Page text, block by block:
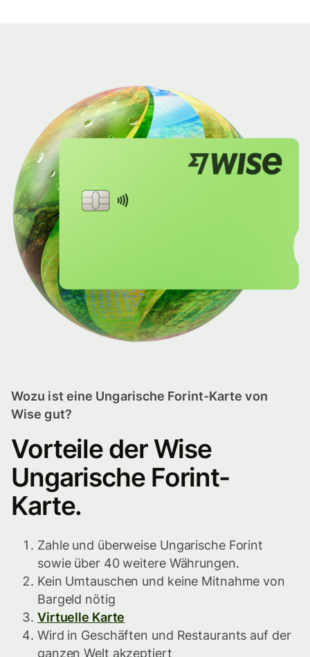
Vorteile der Wise
Ungarische Forint-
Karte.
Wozu ist eine Ungarische Forint-Karte von
Wise gut?
Zahle und überweise Ungarische Forint
sowie über 40 weitere Währungen.
Kein Umtauschen und keine Mitnahme von
Bargeld nötig
Virtuelle Karte
Wird in Geschäften und Restaurants auf der
ganzen Welt akzeptiert